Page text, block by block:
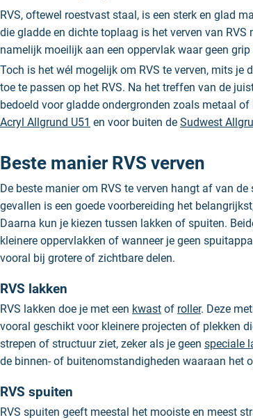
RVS, oftewel roestvast staal, is een sterk en glad
die gladde en dichte toplaag is het verven van
namelijk moeilijk aan een oppervlak waar geen grip
Toch is het wél mogelijk om RVS te verven, mits je
toe te passen op het RVS. Na het treffen van de
bedoeld voor gladde ondergronden zoals metaal
Acryl Allgrund U51 en voor buiten de Sudwest
Beste manier RVS verven
De beste manier om RVS te verven hangt af van
gevallen is een goede voorbereiding het
Daarna kun je kiezen tussen lakken of spuiten.
kleinere oppervlakken of wanneer je geen
vooral bij grotere of zichtbare delen.
RVS lakken
RVS lakken doe je met een kwast of roller. Deze
vooral geschikt voor kleinere projecten of plekken
strepen of structuur ziet, zeker als je geen speciale
de binnen- of buitenomstandigheden waaraan het
RVS spuiten
RVS spuiten geeft meestal het mooiste en meest